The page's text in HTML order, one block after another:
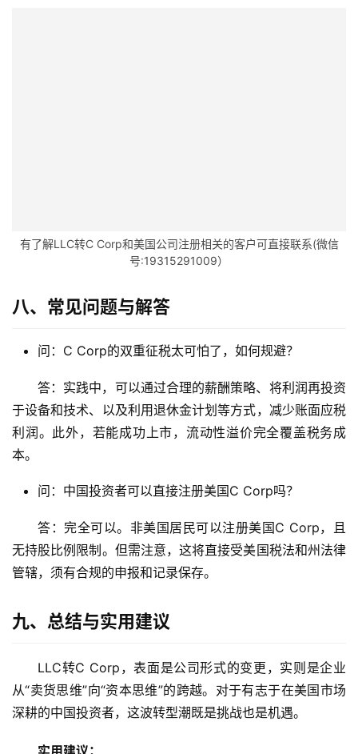
有了解LLC转C Corp和美国公司注册相关的客户可直接联系(微信
号:19315291009）
八、常见问题与解答
问：C Corp的双重征税太可怕了，如何规避？
答：实践中，可以通过合理的薪酬策略、将利润再投资
于设备和技术、以及利用退休金计划等方式，减少账面应税
利润。此外，若能成功上市，流动性溢价完全覆盖税务成
本。
问：中国投资者可以直接注册美国C Corp吗？
答：完全可以。非美国居民可以注册美国C Corp，且
无持股比例限制。但需注意，这将直接受美国税法和州法律
管辖，须有合规的申报和记录保存。
九、总结与实用建议
LLC转C Corp，表面是公司形式的变更，实则是企业
从“卖货思维”向“资本思维”的跨越。对于有志于在美国市场
深耕的中国投资者，这波转型潮既是挑战也是机遇。
实用建议：